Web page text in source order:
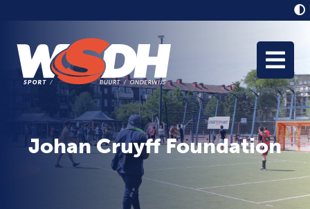
Johan Cruyff Foundation